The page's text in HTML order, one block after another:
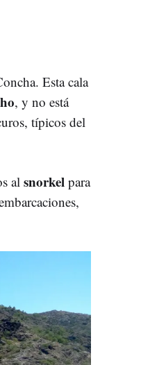
Esta cala
, y no está
típicos del
al snorkel para